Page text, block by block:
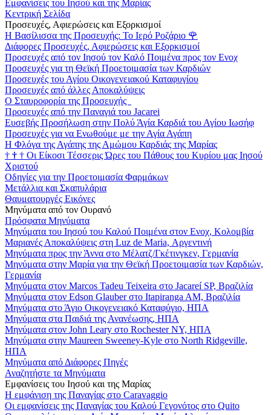
Εμφανίσεις του Ιησού και της Μαρίας
Κεντρική Σελίδα
Προσευχές, Αφιερώσεις και Εξορκισμοί
Η Βασίλισσα της Προσευχής: Το Ιερό Ροζάριο 🌹
Διάφορες Προσευχές, Αφιερώσεις και Εξορκισμοί
Προσευχές από τον Ιησού τον Καλό Ποιμένα προς τον Ενοχ
Προσευχές για τη Θεϊκή Προετοιμασία των Καρδιών
Προσευχές του Αγίου Οικογενειακού Καταφυγίου
Προσευχές από άλλες Αποκαλύψεις
Ο Σταυροφορία της Προσευχής
Προσευχές από την Παναγιά του Jacarei
Ευσεβής Προσήλωση στην Πολύ Άγία Καρδιά του Αγίου Ιωσήφ
Προσευχές για να Ενωθούμε με την Αγία Αγάπη
Η Φλόγα της Αγάπης της Αμώμου Καρδιάς της Μαρίας
† † † Οι Είκοσι Τέσσερις Ώρες του Πάθους του Κυρίου μας Ιησού
Χριστού
Οδηγίες για την Προετοιμασία Φαρμάκων
Μετάλλια και Σκαπυλάρια
Θαυματουργές Εικόνες
Μηνύματα από τον Ουρανό
Πρόσφατα Μηνύματα
Μηνύματα του Ιησού του Καλού Ποιμένα στον Ενοχ, Κολομβία
Μαριανές Αποκαλύψεις στη Luz de Maria, Αργεντινή
Μηνύματα προς την Άννα στο Μέλατζ/Γκέτινγκεν, Γερμανία
Μηνύματα στην Μαρία για την Θεϊκή Προετοιμασία των Καρδιών,
Γερμανία
Μηνύματα στον Marcos Tadeu Teixeira στο Jacareí SP, Βραζιλία
Μηνύματα στον Edson Glauber στο Itapiranga AM, Βραζιλία
Μηνύματα στο Άγιο Οικογενειακό Καταφύγιο, ΗΠΑ
Μηνύματα στα Παιδιά της Ανανέωσης, ΗΠΑ
Μηνύματα στον John Leary στο Rochester NY, ΗΠΑ
Μηνύματα στην Maureen Sweeney-Kyle στο North Ridgeville,
ΗΠΑ
Μηνύματα από Διάφορες Πηγές
Αναζητήστε τα Μηνύματα
Εμφανίσεις του Ιησού και της Μαρίας
Η εμφάνιση της Παναγίας στο Caravaggio
Οι εμφανίσεις της Παναγίας του Καλού Γεγονότος στο Quito